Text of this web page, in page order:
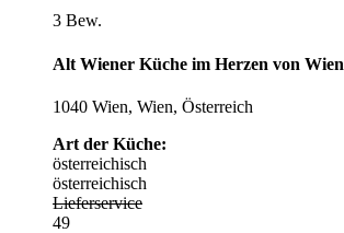
3 Bew.
Alt Wiener Küche im Herzen von Wien
1040 Wien, Wien, Österreich
Art der Küche:
österreichisch
österreichisch
Lieferservice
49